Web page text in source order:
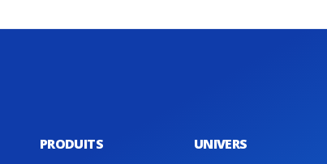
PRODUITS UNIVERS